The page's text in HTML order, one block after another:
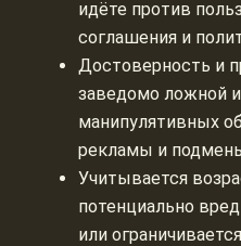
идёте против
соглашения и
Достоверность и
заведомо ложной
манипулятивных
рекламы и
Учитывается
потенциально
или